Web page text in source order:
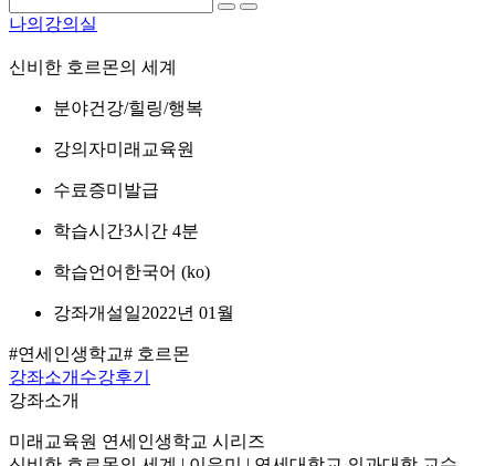
나의강의실
신비한 호르몬의 세계
분야건강/힐링/행복
강의자미래교육원
수료증미발급
학습시간3시간 4분
학습언어 한국어 ‎(ko)‎
강좌개설일2022년 01월
#연세인생학교# 호르몬
강좌소개 수강후기
강좌소개
미래교육원 연세인생학교 시리즈